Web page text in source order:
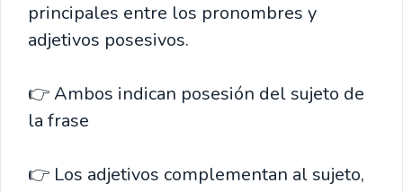
principales entre los pronombres y
adjetivos posesivos.
👉 Ambos indican posesión del sujeto de
la frase
👉 Los adjetivos complementan al sujeto,